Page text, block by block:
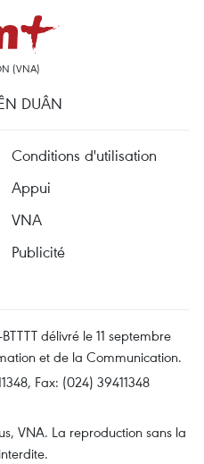
(VNA)
DUÂN
Conditions d'utilisation
Appui
VNA
Publicité
délivré le 11 septembre
et de la Communication.
Fax: (024) 39411348
VNA. La reproduction sans la